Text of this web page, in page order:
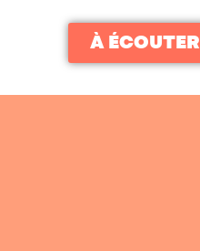
À ÉCOUTER